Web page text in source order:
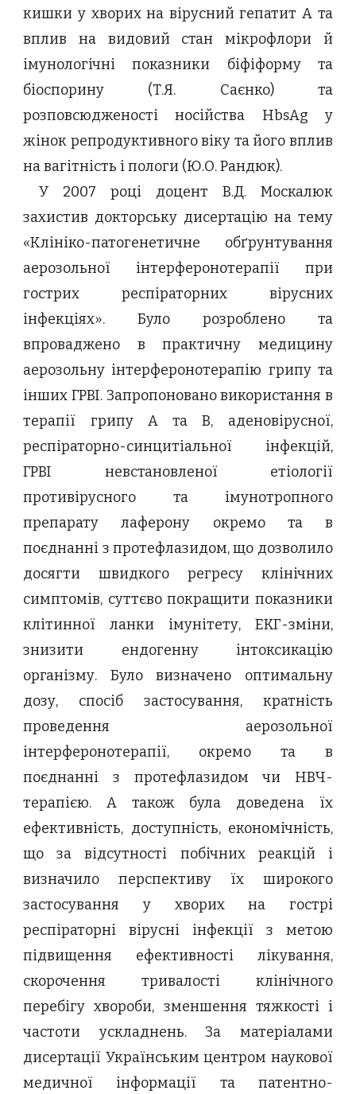
кишки у хворих на вірусний гепатит А та
вплив на видовий стан мікрофлори й
імунологічні показники біфіформу та
біоспорину (Т.Я. Саєнко) та
розповсюдженості носійства HbsAg у
жінок репродуктивного віку та його вплив
на вагітність і пологи (Ю.О. Рандюк).
У 2007 році доцент В.Д. Москалюк
захистив докторську дисертацію на тему
«Клініко-патогенетичне обґрунтування
аерозольної інтерферонотерапії при
гострих респіраторних вірусних
інфекціях». Було розроблено та
впроваджено в практичну медицину
аерозольну інтерферонотерапію грипу та
інших ГРВІ. Запропоновано використання в
терапії грипу А та В, аденовірусної,
респіраторно-синцитіальної інфекцій,
ГРВІ невстановленої етіології
противірусного та імунотропного
препарату лаферону окремо та в
поєднанні з протефлазидом, що дозволило
досягти швидкого регресу клінічних
симптомів, суттєво покращити показники
клітинної ланки імунітету, ЕКГ-зміни,
знизити ендогенну інтоксикацію
організму. Було визначено оптимальну
дозу, спосіб застосування, кратність
проведення аерозольної
інтерферонотерапії, окремо та в
поєднанні з протефлазидом чи НВЧ-
терапією. А також була доведена їх
ефективність, доступність, економічність,
що за відсутності побічних реакцій і
визначило перспективу їх широкого
застосування у хворих на гострі
респіраторні вірусні інфекції з метою
підвищення ефективності лікування,
скорочення тривалості клінічного
перебігу хвороби, зменшення тяжкості і
частоти ускладнень. За матеріалами
дисертації Українським центром наукової
медичної інформації та патентно-